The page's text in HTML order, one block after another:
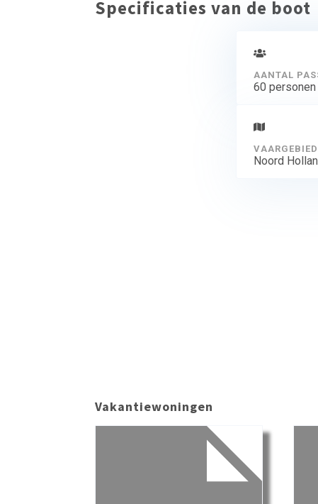
Specificaties van de boot
AANTAL
60 personen
VAARGEBIED
Noord
Vakantiewoningen